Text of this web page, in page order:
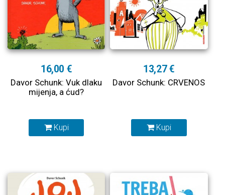
16,00 €
Davor Schunk: Vuk dlaku
mijenja, a ćud?
Kupi
13,27 €
Davor Schunk: CRVENOS
Kupi